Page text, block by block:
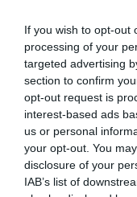
If you wish to opt-out
processing of your
targeted advertising
section to confirm
opt-out request is
interest-based ads
us or personal
your opt-out. You
disclosure of your
IAB’s list of
nuestras
para reactivar
Ahora, la presidenta
europeos que no
económico del
poniendo en solfa
armamento en
propuesta de una
de una petición
por el FMI y la